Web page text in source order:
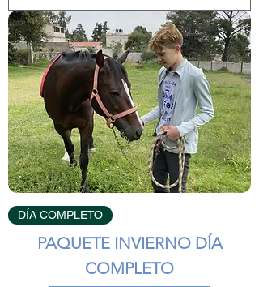
DÍA COMPLETO
PAQUETE INVIERNO DÍA
COMPLETO